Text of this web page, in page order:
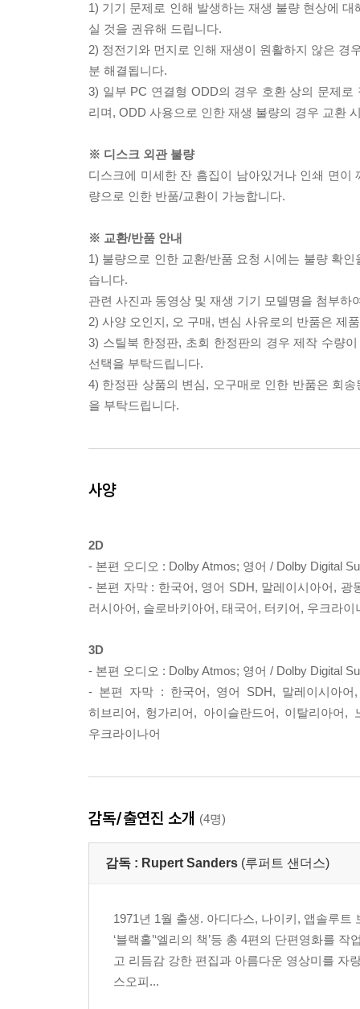
1) 기기 문제로 인해 발생하는 재생 불량 현상에
실 것을 권유해 드립니다.
2) 정전기와 먼지로 인해 재생이 원활하지 않은 경
분 해결됩니다.
3) 일부 PC 연결형 ODD의 경우 호환 상의 문제
리며, ODD 사용으로 인한 재생 불량의 경우 교환
※ 디스크 외관 불량
디스크에 미세한 잔 흠집이 남아있거나 인쇄 면
량으로 인한 반품/교환이 가능합니다.
※ 교환/반품 안내
1) 불량으로 인한 교환/반품 요청 시에는 불량 확
습니다.
관련 사진과 동영상 및 재생 기기 모델명을 첨부하
2) 사양 오인지, 오 구매, 변심 사유로의 반품은 제
3) 스틸북 한정판, 초회 한정판의 경우 제작 수량
선택을 부탁드립니다.
4) 한정판 상품의 변심, 오구매로 인한 반품은 회
을 부탁드립니다.
사양
2D
- 본편 오디오 : Dolby Atmos; 영어 / Dolby Digital
- 본편 자막 : 한국어, 영어 SDH, 말레이시아어,
러시아어, 슬로바키아어, 태국어, 터키어, 우크라이
3D
- 본편 오디오 : Dolby Atmos; 영어 / Dolby Digital
- 본편 자막 : 한국어, 영어 SDH, 말레이시아어
히브리어, 헝가리어, 아이슬란드어, 이탈리아어,
우크라이나어
감독/출연진 소개 (4명)
감독 : Rupert Sanders (루퍼트 샌더스)
1971년 1월 출생. 아디다스, 나이키, 앱솔루
‘블랙홀’‘엘리의 책’등 총 4편의 단편영화를
고 리듬감 강한 편집과 아름다운 영상미를 자
스오피...